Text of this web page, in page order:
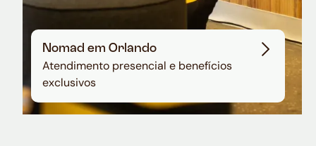
Nomad em Orlando
Atendimento presencial e benefícios
exclusivos